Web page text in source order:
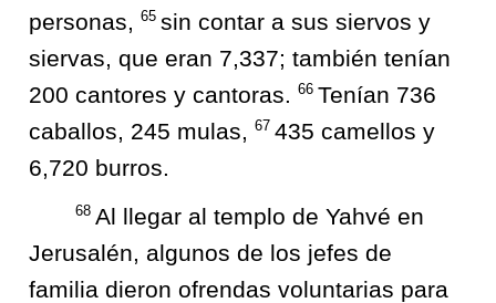
personas, 65 sin contar a sus siervos y
siervas, que eran 7,337; también tenían
200 cantores y cantoras. 66 Tenían 736
caballos, 245 mulas, 67 435 camellos y
6,720 burros.
68 Al llegar al templo de Yahvé en
Jerusalén, algunos de los jefes de
familia dieron ofrendas voluntarias para